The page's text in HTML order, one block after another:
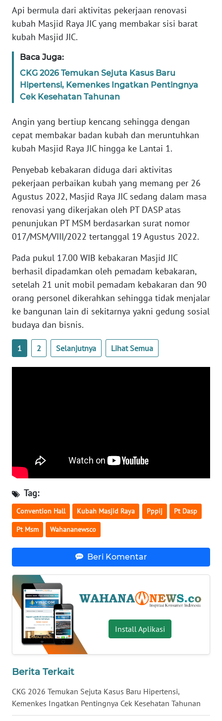
Api bermula dari aktivitas pekerjaan renovasi
kubah Masjid Raya JIC yang membakar sisi barat
kubah Masjid JIC.
Baca Juga:
CKG 2026 Temukan Sejuta Kasus Baru
Hipertensi, Kemenkes Ingatkan Pentingnya
Cek Kesehatan Tahunan
Angin yang bertiup kencang sehingga dengan
cepat membakar badan kubah dan meruntuhkan
kubah Masjid Raya JIC hingga ke Lantai 1.
Penyebab kebakaran diduga dari aktivitas
pekerjaan perbaikan kubah yang memang per 26
Agustus 2022, Masjid Raya JIC sedang dalam masa
renovasi yang dikerjakan oleh PT DASP atas
penunjukan PT MSM berdasarkan surat nomor
017/MSM/VIII/2022 tertanggal 19 Agustus 2022.
Pada pukul 17.00 WIB kebakaran Masjid JIC
berhasil dipadamkan oleh pemadam kebakaran,
setelah 21 unit mobil pemadam kebakaran dan 90
orang personel dikerahkan sehingga tidak menjalar
ke bangunan lain di sekitarnya yakni gedung sosial
budaya dan bisnis.
1 2 Selanjutnya Lihat Semua
Tag:
Convention Hall Kubah Masjid Raya Pppij Pt Dasp
Pt Msm Wahananewsco
Beri Komentar
Install Aplikasi
Berita Terkait
CKG 2026 Temukan Sejuta Kasus Baru Hipertensi,
Kemenkes Ingatkan Pentingnya Cek Kesehatan Tahunan
WN
JABAR
BANTEN
WN
WN
KEPRI
WN
PAPUA
WN
PAPUA
BARAT
WN
RIAU
SERAMBI
WN
JAMBI
WN
WN
SULBAR
WN
BABEL
WN
WN
SUMSEL
WN
BENGKULU
LAMPUNG
WN
JATENG